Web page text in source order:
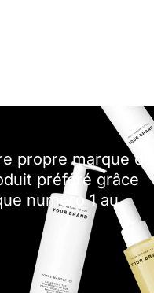
propre marque de
préféré grâce
numéro 1 au